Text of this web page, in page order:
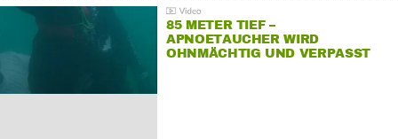
85 METER TIEF –
APNOETAUCHER WIRD
OHNMÄCHTIG UND VERPASST